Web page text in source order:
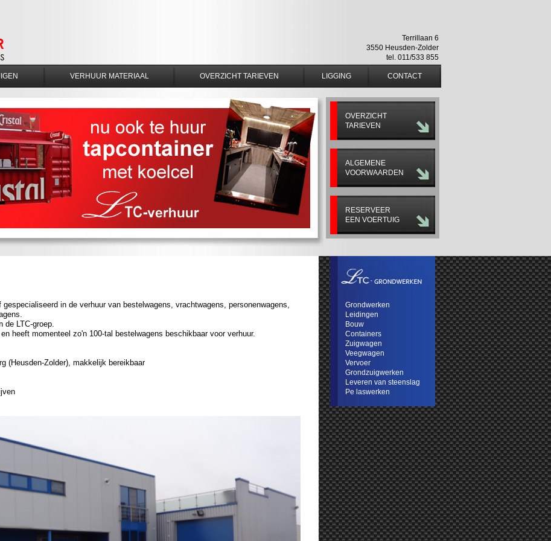
Terrillaan 6
3550 Heusden-Zolder
tel. 011/533 855
VERHUUR MATERIAAL OVERZICHT TARIEVEN LIGGING CONTACT
OVERZICHT
TARIEVEN
ALGEMENE
VOORWAARDEN
RESERVEER
EEN VOERTUIG
gespecialiseerd in de verhuur van bestelwagens, vrachtwagens, personenwagens,
de LTC-groep.
heeft momenteel zo'n 100-tal bestelwagens beschikbaar voor verhuur.
(Heusden-Zolder), makkelijk bereikbaar
Grondwerken
Leidingen
Bouw
Containers
Zuigwagen
Veegwagen
Vervoer
Grondzuigwerken
Leveren van steenslag
Pe laswerken